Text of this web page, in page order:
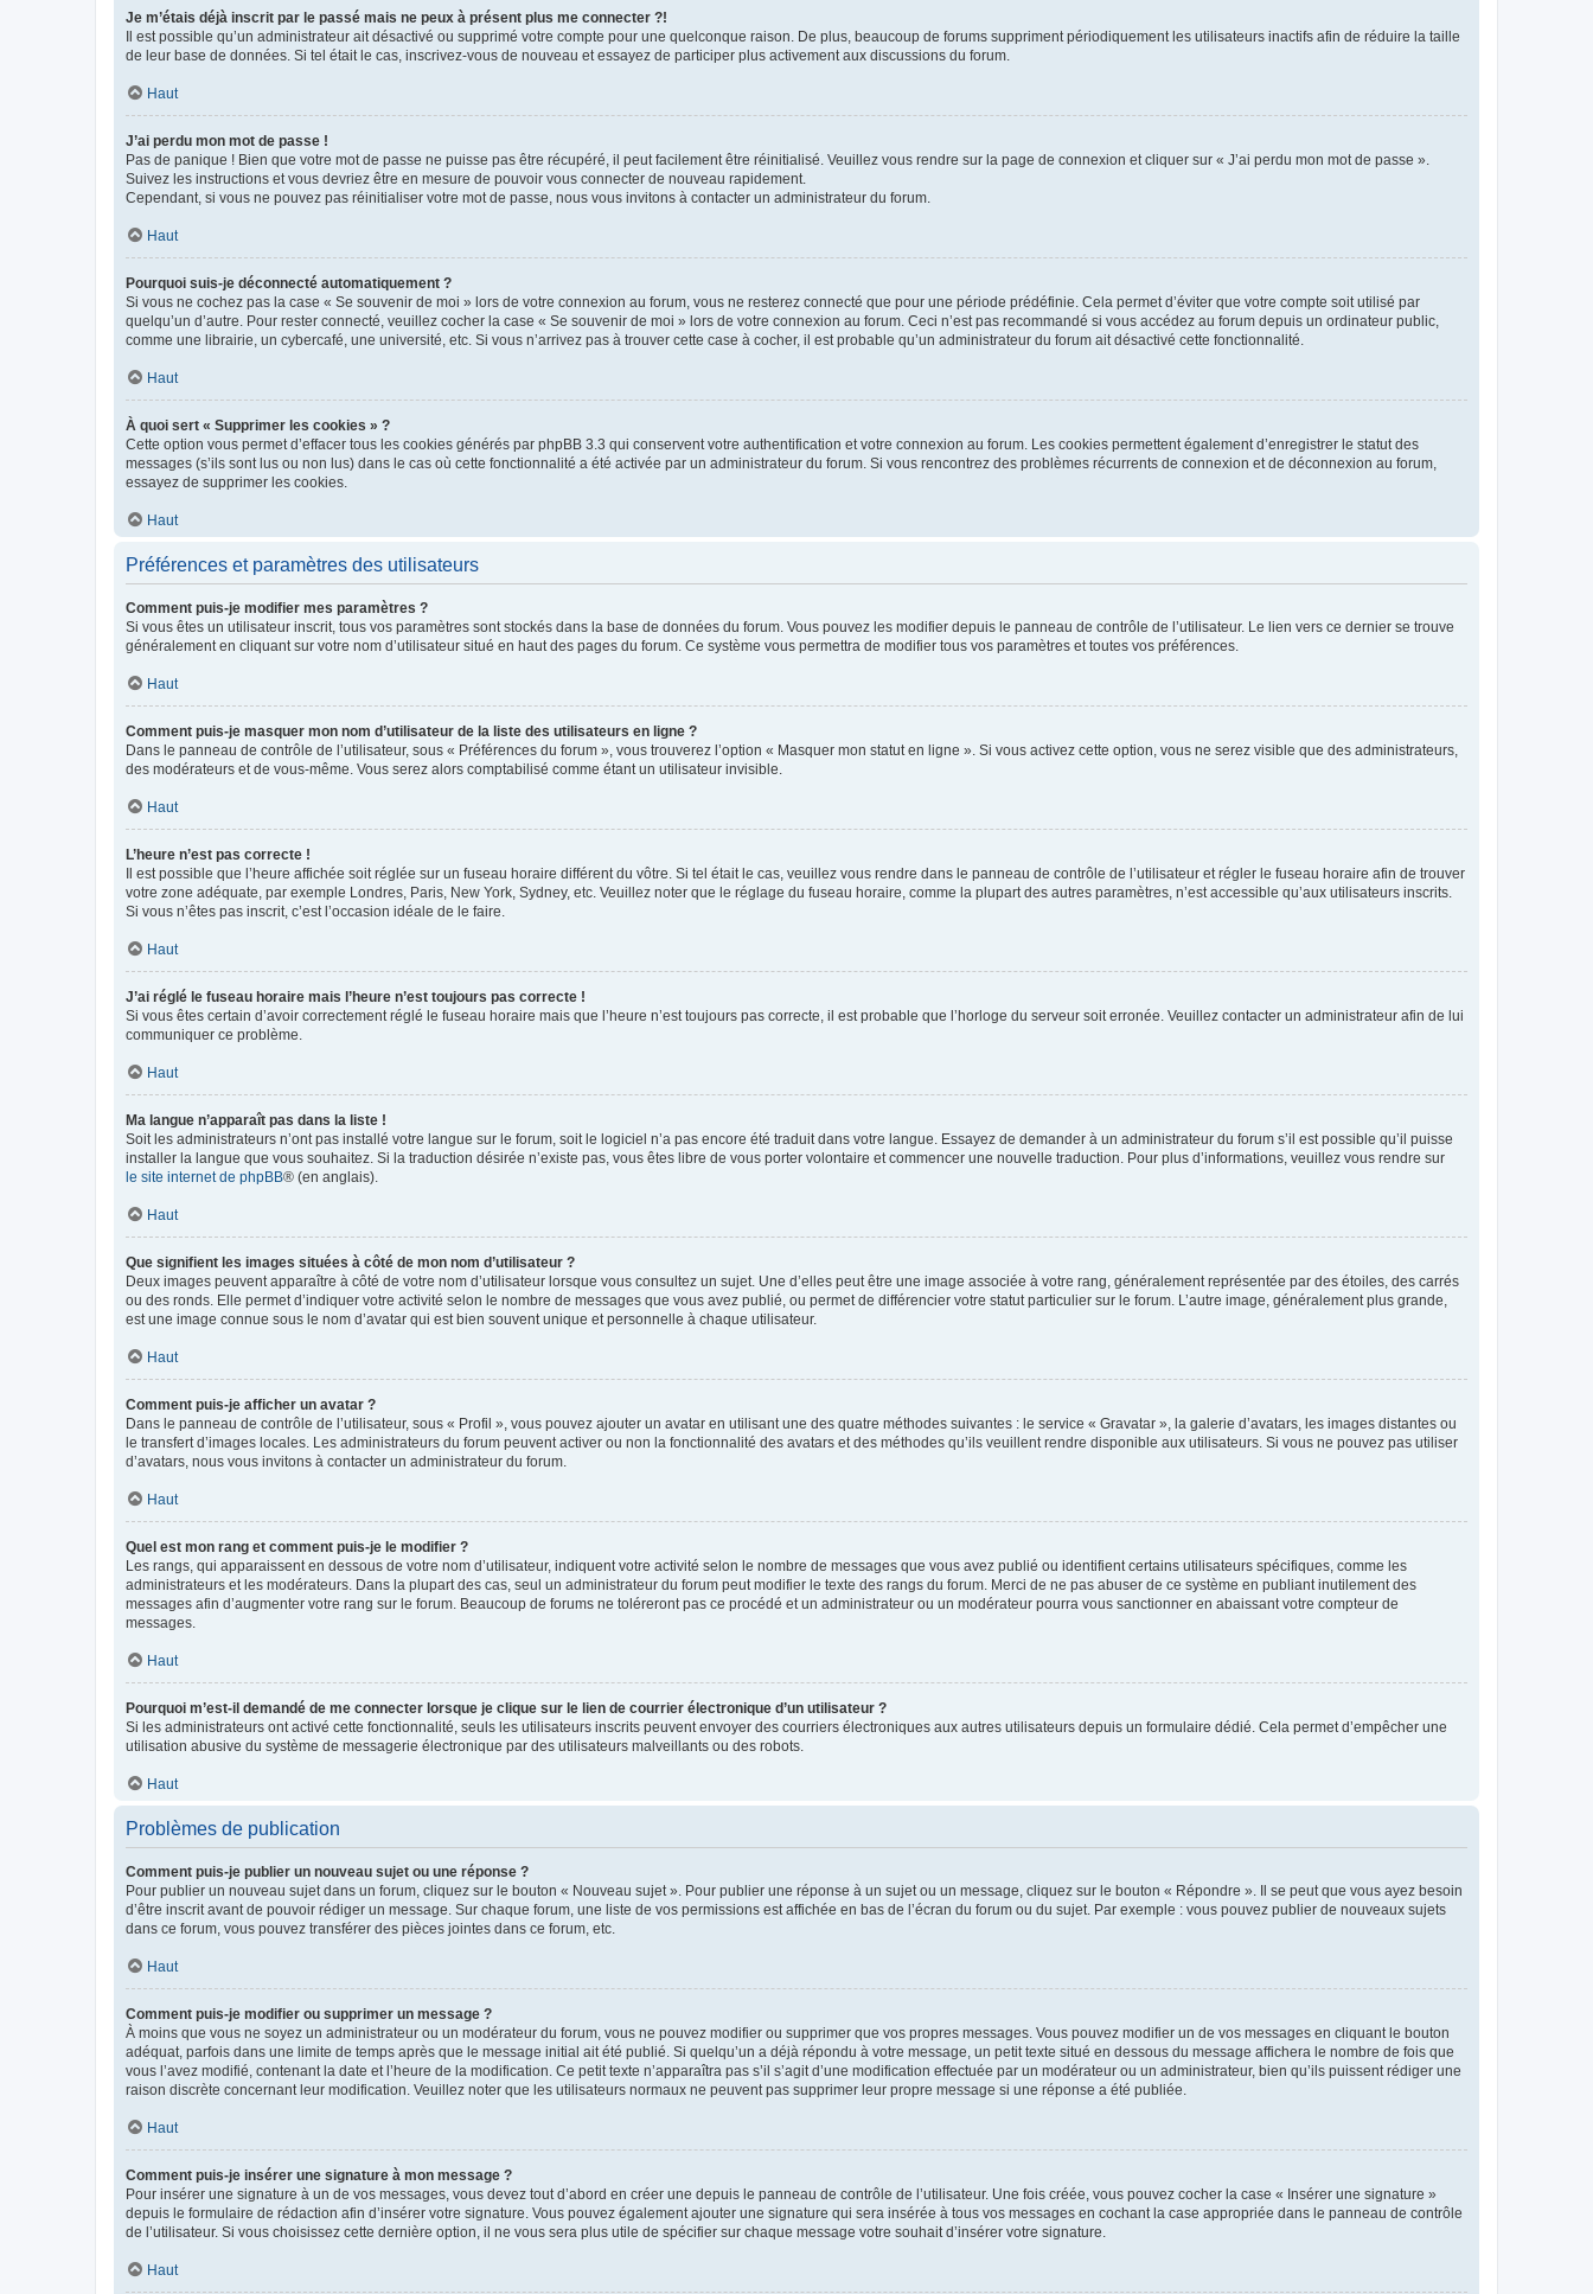
Je m’étais déjà inscrit par le passé mais ne peux à présent plus me connecter ?!
Il est possible qu’un administrateur ait désactivé ou supprimé votre compte pour une quelconque raison. De plus, beaucoup de forums suppriment périodiquement les utilisateurs inactifs afin de réduire la taille
de leur base de données. Si tel était le cas, inscrivez-vous de nouveau et essayez de participer plus activement aux discussions du forum.
Haut
J’ai perdu mon mot de passe !
Pas de panique ! Bien que votre mot de passe ne puisse pas être récupéré, il peut facilement être réinitialisé. Veuillez vous rendre sur la page de connexion et cliquer sur « J’ai perdu mon mot de passe ».
Suivez les instructions et vous devriez être en mesure de pouvoir vous connecter de nouveau rapidement.
Cependant, si vous ne pouvez pas réinitialiser votre mot de passe, nous vous invitons à contacter un administrateur du forum.
Haut
Pourquoi suis-je déconnecté automatiquement ?
Si vous ne cochez pas la case « Se souvenir de moi » lors de votre connexion au forum, vous ne resterez connecté que pour une période prédéfinie. Cela permet d’éviter que votre compte soit utilisé par
quelqu’un d’autre. Pour rester connecté, veuillez cocher la case « Se souvenir de moi » lors de votre connexion au forum. Ceci n’est pas recommandé si vous accédez au forum depuis un ordinateur public,
comme une librairie, un cybercafé, une université, etc. Si vous n’arrivez pas à trouver cette case à cocher, il est probable qu’un administrateur du forum ait désactivé cette fonctionnalité.
Haut
À quoi sert « Supprimer les cookies » ?
Cette option vous permet d’effacer tous les cookies générés par phpBB 3.3 qui conservent votre authentification et votre connexion au forum. Les cookies permettent également d’enregistrer le statut des
messages (s’ils sont lus ou non lus) dans le cas où cette fonctionnalité a été activée par un administrateur du forum. Si vous rencontrez des problèmes récurrents de connexion et de déconnexion au forum,
essayez de supprimer les cookies.
Haut
Préférences et paramètres des utilisateurs
Comment puis-je modifier mes paramètres ?
Si vous êtes un utilisateur inscrit, tous vos paramètres sont stockés dans la base de données du forum. Vous pouvez les modifier depuis le panneau de contrôle de l’utilisateur. Le lien vers ce dernier se trouve
généralement en cliquant sur votre nom d’utilisateur situé en haut des pages du forum. Ce système vous permettra de modifier tous vos paramètres et toutes vos préférences.
Haut
Comment puis-je masquer mon nom d’utilisateur de la liste des utilisateurs en ligne ?
Dans le panneau de contrôle de l’utilisateur, sous « Préférences du forum », vous trouverez l’option « Masquer mon statut en ligne ». Si vous activez cette option, vous ne serez visible que des administrateurs,
des modérateurs et de vous-même. Vous serez alors comptabilisé comme étant un utilisateur invisible.
Haut
L’heure n’est pas correcte !
Il est possible que l’heure affichée soit réglée sur un fuseau horaire différent du vôtre. Si tel était le cas, veuillez vous rendre dans le panneau de contrôle de l’utilisateur et régler le fuseau horaire afin de trouver
votre zone adéquate, par exemple Londres, Paris, New York, Sydney, etc. Veuillez noter que le réglage du fuseau horaire, comme la plupart des autres paramètres, n’est accessible qu’aux utilisateurs inscrits.
Si vous n’êtes pas inscrit, c’est l’occasion idéale de le faire.
Haut
J’ai réglé le fuseau horaire mais l’heure n’est toujours pas correcte !
Si vous êtes certain d’avoir correctement réglé le fuseau horaire mais que l’heure n’est toujours pas correcte, il est probable que l’horloge du serveur soit erronée. Veuillez contacter un administrateur afin de lui
communiquer ce problème.
Haut
Ma langue n’apparaît pas dans la liste !
Soit les administrateurs n’ont pas installé votre langue sur le forum, soit le logiciel n’a pas encore été traduit dans votre langue. Essayez de demander à un administrateur du forum s’il est possible qu’il puisse
installer la langue que vous souhaitez. Si la traduction désirée n’existe pas, vous êtes libre de vous porter volontaire et commencer une nouvelle traduction. Pour plus d’informations, veuillez vous rendre sur
le site internet de phpBB® (en anglais).
Haut
Que signifient les images situées à côté de mon nom d’utilisateur ?
Deux images peuvent apparaître à côté de votre nom d’utilisateur lorsque vous consultez un sujet. Une d’elles peut être une image associée à votre rang, généralement représentée par des étoiles, des carrés
ou des ronds. Elle permet d’indiquer votre activité selon le nombre de messages que vous avez publié, ou permet de différencier votre statut particulier sur le forum. L’autre image, généralement plus grande,
est une image connue sous le nom d’avatar qui est bien souvent unique et personnelle à chaque utilisateur.
Haut
Comment puis-je afficher un avatar ?
Dans le panneau de contrôle de l’utilisateur, sous « Profil », vous pouvez ajouter un avatar en utilisant une des quatre méthodes suivantes : le service « Gravatar », la galerie d’avatars, les images distantes ou
le transfert d’images locales. Les administrateurs du forum peuvent activer ou non la fonctionnalité des avatars et des méthodes qu’ils veuillent rendre disponible aux utilisateurs. Si vous ne pouvez pas utiliser
d’avatars, nous vous invitons à contacter un administrateur du forum.
Haut
Quel est mon rang et comment puis-je le modifier ?
Les rangs, qui apparaissent en dessous de votre nom d’utilisateur, indiquent votre activité selon le nombre de messages que vous avez publié ou identifient certains utilisateurs spécifiques, comme les
administrateurs et les modérateurs. Dans la plupart des cas, seul un administrateur du forum peut modifier le texte des rangs du forum. Merci de ne pas abuser de ce système en publiant inutilement des
messages afin d’augmenter votre rang sur le forum. Beaucoup de forums ne toléreront pas ce procédé et un administrateur ou un modérateur pourra vous sanctionner en abaissant votre compteur de
messages.
Haut
Pourquoi m’est-il demandé de me connecter lorsque je clique sur le lien de courrier électronique d’un utilisateur ?
Si les administrateurs ont activé cette fonctionnalité, seuls les utilisateurs inscrits peuvent envoyer des courriers électroniques aux autres utilisateurs depuis un formulaire dédié. Cela permet d’empêcher une
utilisation abusive du système de messagerie électronique par des utilisateurs malveillants ou des robots.
Haut
Problèmes de publication
Comment puis-je publier un nouveau sujet ou une réponse ?
Pour publier un nouveau sujet dans un forum, cliquez sur le bouton « Nouveau sujet ». Pour publier une réponse à un sujet ou un message, cliquez sur le bouton « Répondre ». Il se peut que vous ayez besoin
d’être inscrit avant de pouvoir rédiger un message. Sur chaque forum, une liste de vos permissions est affichée en bas de l’écran du forum ou du sujet. Par exemple : vous pouvez publier de nouveaux sujets
dans ce forum, vous pouvez transférer des pièces jointes dans ce forum, etc.
Haut
Comment puis-je modifier ou supprimer un message ?
À moins que vous ne soyez un administrateur ou un modérateur du forum, vous ne pouvez modifier ou supprimer que vos propres messages. Vous pouvez modifier un de vos messages en cliquant le bouton
adéquat, parfois dans une limite de temps après que le message initial ait été publié. Si quelqu’un a déjà répondu à votre message, un petit texte situé en dessous du message affichera le nombre de fois que
vous l’avez modifié, contenant la date et l’heure de la modification. Ce petit texte n’apparaîtra pas s’il s’agit d’une modification effectuée par un modérateur ou un administrateur, bien qu’ils puissent rédiger une
raison discrète concernant leur modification. Veuillez noter que les utilisateurs normaux ne peuvent pas supprimer leur propre message si une réponse a été publiée.
Haut
Comment puis-je insérer une signature à mon message ?
Pour insérer une signature à un de vos messages, vous devez tout d’abord en créer une depuis le panneau de contrôle de l’utilisateur. Une fois créée, vous pouvez cocher la case « Insérer une signature »
depuis le formulaire de rédaction afin d’insérer votre signature. Vous pouvez également ajouter une signature qui sera insérée à tous vos messages en cochant la case appropriée dans le panneau de contrôle
de l’utilisateur. Si vous choisissez cette dernière option, il ne vous sera plus utile de spécifier sur chaque message votre souhait d’insérer votre signature.
Haut